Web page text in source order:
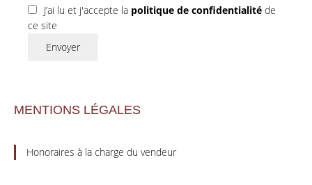
J’ai lu et j'accepte la politique de confidentialité de
ce site
Envoyer
MENTIONS LÉGALES
Honoraires à la charge du vendeur